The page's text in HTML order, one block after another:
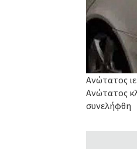
Ανώτατος
Ανώτατος
συνελήφθη